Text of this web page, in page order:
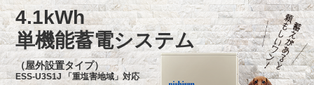
4.1kWh
単機能蓄電システム
（屋外設置タイプ）
ESS-U3S1J 「重塩害地域」対応